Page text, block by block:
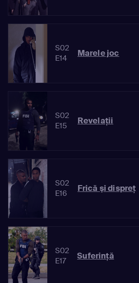
S02
E14
Marele joc
S02
E15
Revelaţii
S02
E16
Frică şi dispreţ
S02
E17
Suferinţă